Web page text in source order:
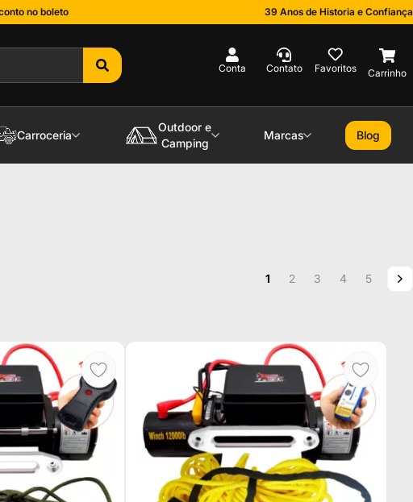
no boleto
39 Anos de Historia e Confiança
Carroceria
Outdoor e
Camping
Marcas Blog
Página
Você esta lendo a pagina
1 Página
2 Página
3 Página
4 Página
5